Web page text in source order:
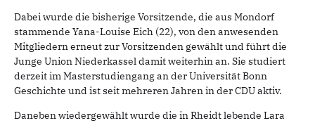
Dabei wurde die bisherige Vorsitzende, die aus Mondorf
stammende Yana-Louise Eich (22), von den anwesenden
Mitgliedern erneut zur Vorsitzenden gewählt und führt die
Junge Union Niederkassel damit weiterhin an. Sie studiert
derzeit im Masterstudiengang an der Universität Bonn
Geschichte und ist seit mehreren Jahren in der CDU aktiv.
Daneben wiedergewählt wurde die in Rheidt lebende Lara